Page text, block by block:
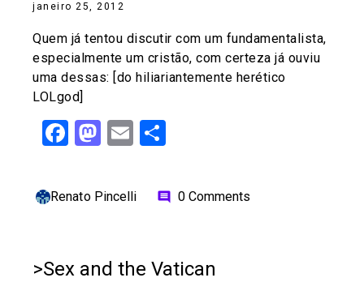
janeiro 25, 2012
Quem já tentou discutir com um fundamentalista,
especialmente um cristão, com certeza já ouviu
uma dessas: [do hiliariantemente herético
LOLgod]
Facebook
Mastodon
Email
Renato Pincelli comment 0 Comments
>Sex and the Vatican